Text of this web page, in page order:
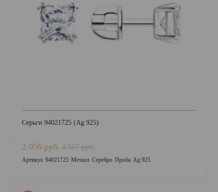
ДОСТАВКА И ОПЛАТА
Серьги 94021725 (Ag 925)
2 056 руб. 4 567 руб.
Артикул 94021725 Металл Серебро Проба Ag 925